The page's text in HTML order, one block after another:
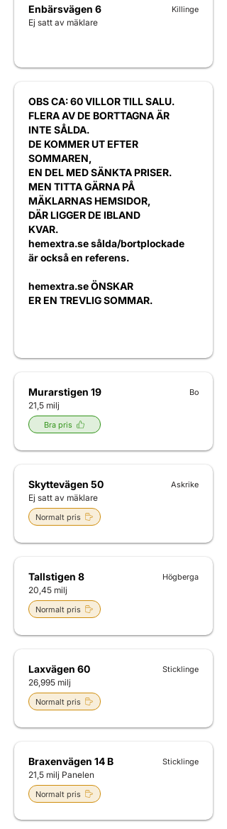
Enbärsvägen 6
Ej satt av mäklare
Killinge
OBS CA: 60 VILLOR TILL SALU.
FLERA AV DE BORTTAGNA ÄR
INTE SÅLDA.
DE KOMMER UT EFTER
SOMMAREN,
EN DEL MED SÄNKTA PRISER.
MEN TITTA GÄRNA PÅ
MÄKLARNAS HEMSIDOR,
DÄR LIGGER DE IBLAND
KVAR.
hemextra.se sålda/bortplockade
är också en referens.
hemextra.se ÖNSKAR
ER EN TREVLIG SOMMAR.
Murarstigen 19
21,5 milj
Bra pris
Bo
Skyttevägen 50
Ej satt av mäklare
Normalt pris
Askrike
Tallstigen 8
20,45 milj
Normalt pris
Högberga
Laxvägen 60
26,995 milj
Normalt pris
Sticklinge
Braxenvägen 14 B
21,5 milj Panelen
Normalt pris
Sticklinge